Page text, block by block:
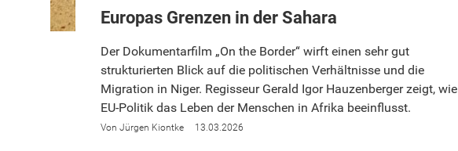
Europas Grenzen in der Sahara
Der Dokumentarfilm „On the Border“ wirft einen sehr gut
strukturierten Blick auf die politischen Verhältnisse und die
Migration in Niger. Regisseur Gerald Igor Hauzenberger zeigt, wie
EU-Politik das Leben der Menschen in Afrika beeinflusst.
Jürgen Kiontke 13.03.2026